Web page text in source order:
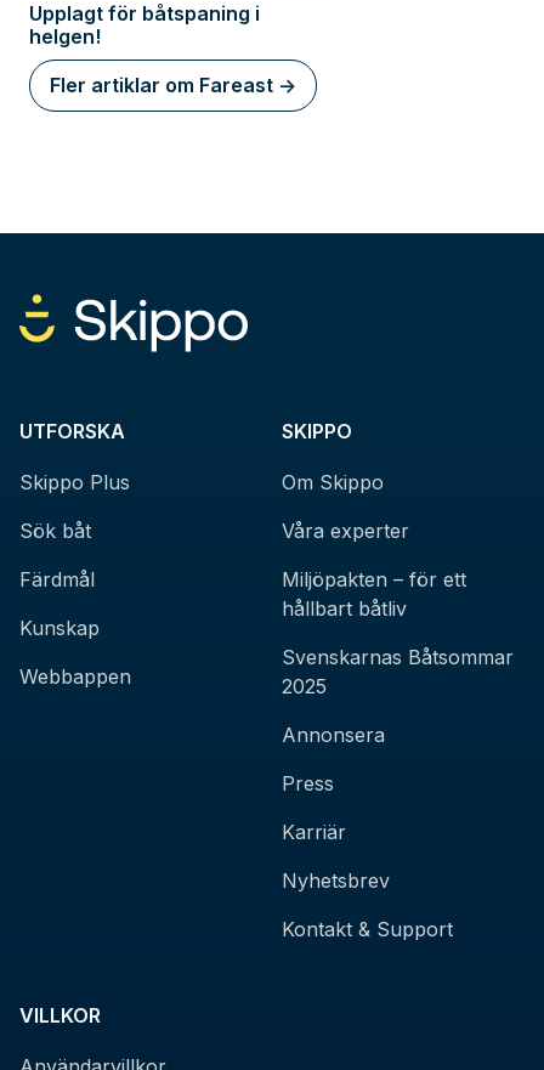
Upplagt för båtspaning i
helgen!
Fler artiklar om Fareast ->
UTFORSKA
Skippo Plus
Sök båt
Färdmål
Kunskap
Webbappen
SKIPPO
Om Skippo
Våra experter
Miljöpakten – för ett
hållbart båtliv
Svenskarnas Båtsommar
2025
Annonsera
Press
Karriär
Nyhetsbrev
Kontakt & Support
VILLKOR